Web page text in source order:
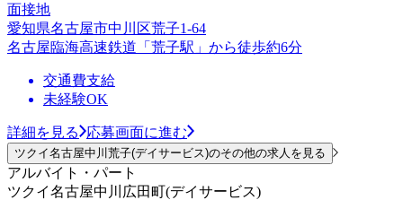
面接地
愛知県名古屋市中川区荒子1-64
名古屋臨海高速鉄道「荒子駅」から徒歩約6分
交通費支給
未経験OK
詳細を見る 応募画面に進む
ツクイ名古屋中川荒子(デイサービス)のその他の求人を見る
アルバイト・パート
ツクイ名古屋中川広田町(デイサービス)